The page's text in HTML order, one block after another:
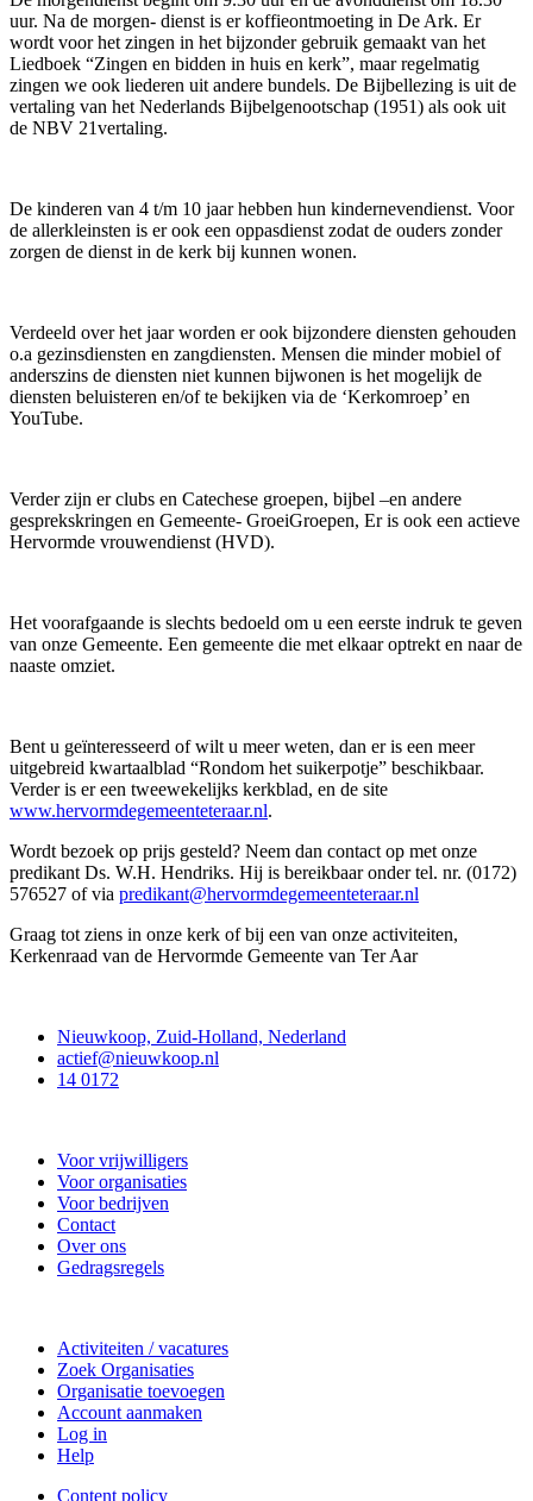
uur. Na de morgen- dienst is er koffieontmoeting in De Ark. Er
wordt voor het zingen in het bijzonder gebruik gemaakt van het
Liedboek “Zingen en bidden in huis en kerk”, maar regelmatig
zingen we ook liederen uit andere bundels. De Bijbellezing is uit de
vertaling van het Nederlands Bijbelgenootschap (1951) als ook uit
de NBV 21vertaling.
De kinderen van 4 t/m 10 jaar hebben hun kindernevendienst. Voor
de allerkleinsten is er ook een oppasdienst zodat de ouders zonder
zorgen de dienst in de kerk bij kunnen wonen.
Verdeeld over het jaar worden er ook bijzondere diensten gehouden
o.a gezinsdiensten en zangdiensten. Mensen die minder mobiel of
anderszins de diensten niet kunnen bijwonen is het mogelijk de
diensten beluisteren en/of te bekijken via de ‘Kerkomroep’ en
YouTube.
Verder zijn er clubs en Catechese groepen, bijbel –en andere
gesprekskringen en Gemeente- GroeiGroepen, Er is ook een actieve
Hervormde vrouwendienst (HVD).
Het voorafgaande is slechts bedoeld om u een eerste indruk te geven
van onze Gemeente. Een gemeente die met elkaar optrekt en naar de
naaste omziet.
Bent u geïnteresseerd of wilt u meer weten, dan er is een meer
uitgebreid kwartaalblad “Rondom het suikerpotje” beschikbaar.
Verder is er een tweewekelijks kerkblad, en de site
www.hervormdegemeenteteraar.nl.
Wordt bezoek op prijs gesteld? Neem dan contact op met onze
predikant Ds. W.H. Hendriks. Hij is bereikbaar onder tel. nr. (0172)
576527 of via predikant@hervormdegemeenteteraar.nl
Graag tot ziens in onze kerk of bij een van onze activiteiten,
Kerkenraad van de Hervormde Gemeente van Ter Aar
Nieuwkoop, Zuid-Holland, Nederland
actief@nieuwkoop.nl
14 0172
Voor vrijwilligers
Voor organisaties
Voor bedrijven
Contact
Over ons
Gedragsregels
Activiteiten / vacatures
Zoek Organisaties
Organisatie toevoegen
Account aanmaken
Log in
Help
Content policy